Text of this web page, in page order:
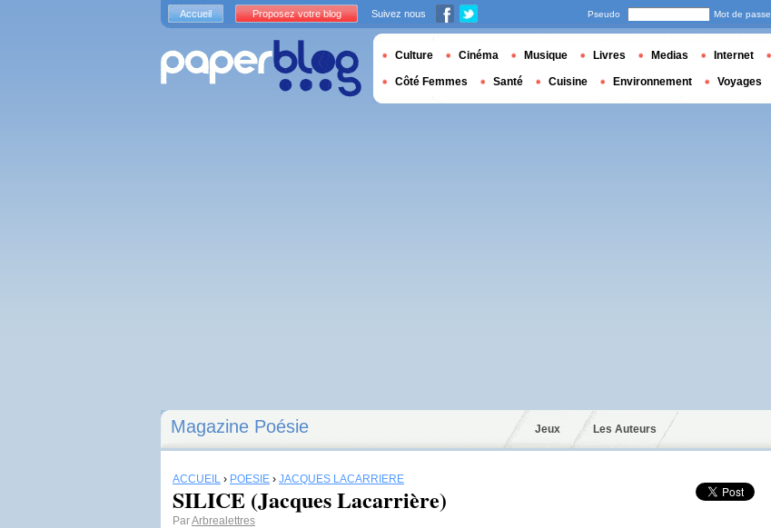
Magazine Poésie Jeux Les Auteurs
ACCUEIL › POÉSIE › JACQUES LACARRIÈRE
SILICE (Jacques Lacarrière)
ParArbrealettres
Accueil Proposez votre blog Suivez nous Pseudo Mot de passe
Culture Cinéma Musique Livres Medias Internet
Côté Femmes Santé Cuisine Environnement Voyages